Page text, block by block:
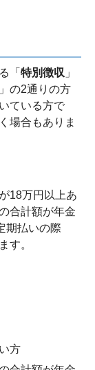
「 特別徴収 」
」の2通りの方
ている方で
場合もありま
18万円以上あ
合計額が年金
期払いの際
す。
方